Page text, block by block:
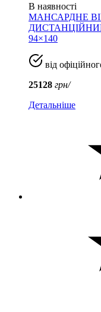
В наявності
МАНСАРДНЕ
94×140
від
25128 грн/
Детальніше